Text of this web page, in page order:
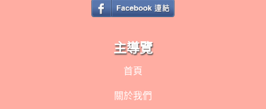
主導覽
首頁
關於我們